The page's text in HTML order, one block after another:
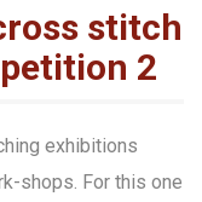
stitch
2
exhibitions
shops. For this one